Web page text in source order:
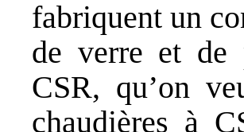
fabriquent un
de verre et de
CSR, qu’on
chaudières à